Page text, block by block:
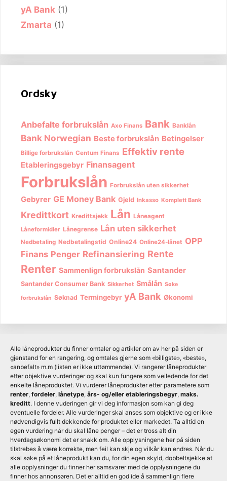
yA Bank (1)
Zmarta (1)
Ordsky
Anbefalte forbrukslån Axo Finans Bank Banklån
Bank Norwegian Beste forbrukslån Betingelser
Billige forbrukslån Centum Finans Effektiv rente
Etableringsgebyr Finansagent
Forbrukslån Forbrukslån uten sikkerhet
Gebyrer GE Money Bank Gjeld Inkasso Komplett Bank
Kredittkort Kredittsjekk Lån Låneagent
Låneformidler Lånegrense Lån uten sikkerhet
Nedbetaling Nedbetalingstid Online24 Online24-lånet OPP
Finans Penger Refinansiering Rente
Renter Sammenlign forbrukslån Santander
Santander Consumer Bank Sikkerhet Smålån Søke
forbrukslån Søknad Termingebyr yA Bank Økonomi
Alle låneprodukter du finner omtaler og artikler om av her på siden er
gjenstand for en rangering, og omtales gjerne som «billigste», «beste»,
«anbefalt» m.m (listen er ikke uttømmende). Vi rangerer låneprodukter
etter objektive vurderinger og skal kun fungere som veiledende for det
enkelte låneproduktet. Vi vurderer låneprodukter etter parametere som
renter, fordeler, lånetype, års- og/eller etableringsbegyr, maks.
kreditt. I denne vuderingen gir vi deg informasjon som kan gi deg
eventuelle fordeler. Alle vurderinger skal anses som objektive og er ikke
nødvendigvis fullt dekkende for produktet eller markedet. Ta alltid en
egen vurdering når du skal låne penger – det er tross alt din
hverdagsøkonomi det er snakk om. Alle opplysningene her på siden
tilstrebes å være korrekte, men feil kan skje og vilkår kan endres. Når du
skal søke på et låneprodukt kan du, for din egen skyld, dobbeltsjekke at
alle opplysninger du finner her samsvarer med de opplysningene du
finner hos annonsøren. Det er alltid en god ide å sammenlign flere